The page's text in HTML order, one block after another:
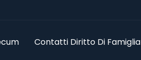
Contatti Diritto Di Famiglia